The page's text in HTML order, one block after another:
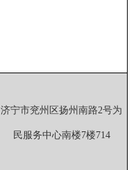
济宁市兖州区扬州南路2号为
民服务中心南楼7楼714